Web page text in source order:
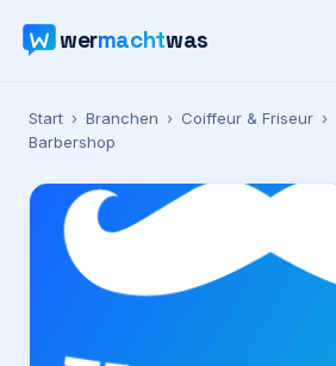
wermachtwas
Verzeichnis
Karte
News
Start › Branchen › Coiffeur & Friseur ›
Barbershop